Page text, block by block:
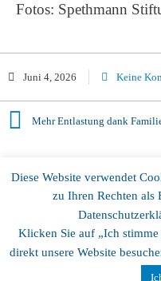
Fotos: Spethmann
Juni 4, 2026 Keine
Diese Website verwendet
zu Ihren Rechten als
Klicken Sie auf „Ich
direkt unsere Website